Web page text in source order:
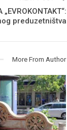
preduzetništva
More From Author